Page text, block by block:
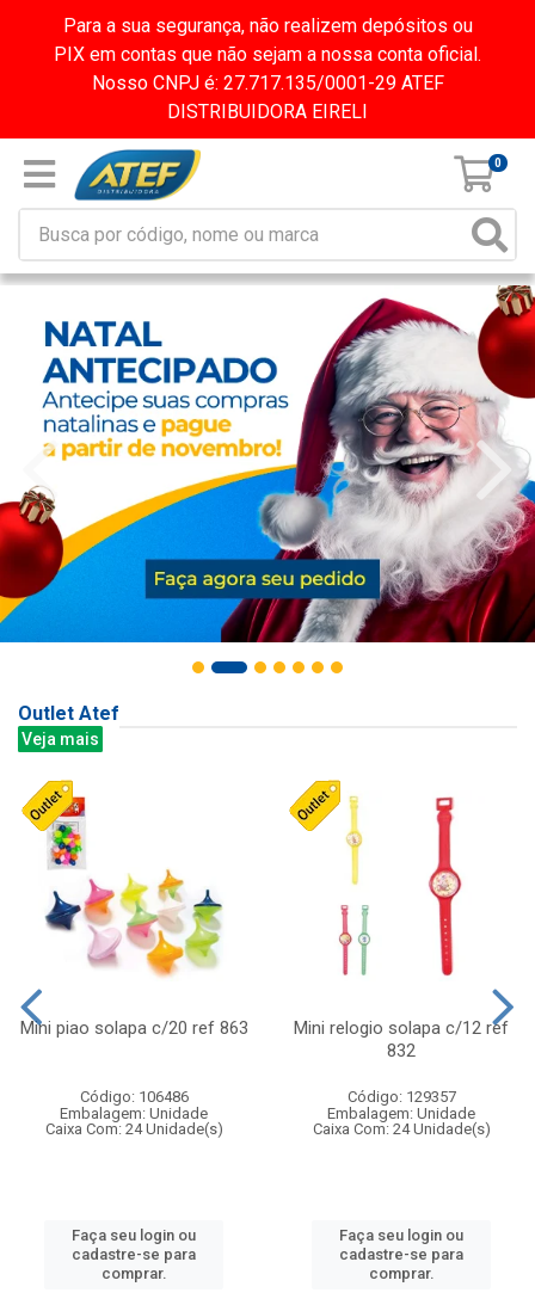
Para a sua segurança, não realizem depósitos ou
PIX em contas que não sejam a nossa conta oficial.
Nosso CNPJ é: 27.717.135/0001-29 ATEF
DISTRIBUIDORA EIRELI
0
Outlet Atef
Veja mais
Mini piao solapa c/20 ref 863
Código: 106486
Embalagem: Unidade
Caixa Com: 24 Unidade(s)
Faça seu login ou
cadastre-se para
comprar.
Mini relogio solapa c/12 ref
832
Código: 129357
Embalagem: Unidade
Caixa Com: 24 Unidade(s)
Faça seu login ou
cadastre-se para
comprar.